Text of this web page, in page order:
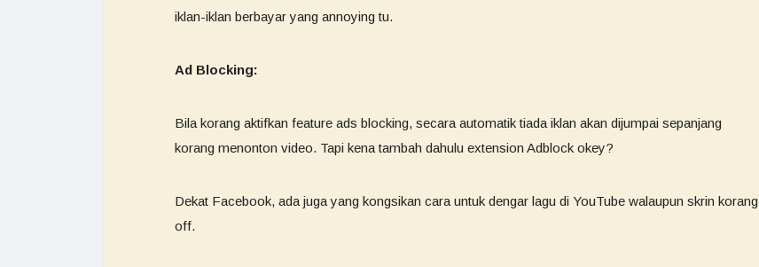
iklan-iklan berbayar yang annoying tu.
Ad Blocking:
Bila korang aktifkan feature ads blocking, secara automatik tiada iklan akan dijumpai sepanjang
korang menonton video. Tapi kena tambah dahulu extension Adblock okey?
Dekat Facebook, ada juga yang kongsikan cara untuk dengar lagu di YouTube walaupun skrin korang
off.